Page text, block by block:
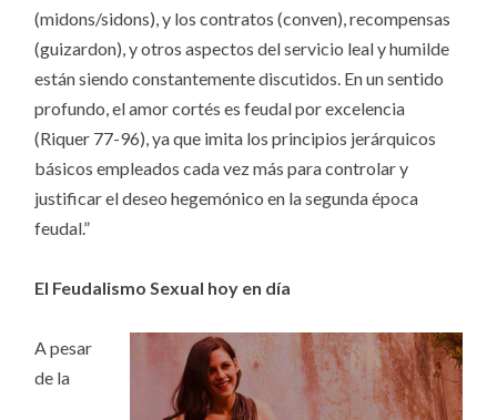
(midons/sidons), y los contratos (conven), recompensas
(guizardon), y otros aspectos del servicio leal y humilde
están siendo constantemente discutidos. En un sentido
profundo, el amor cortés es feudal por excelencia
(Riquer 77-96), ya que imita los principios jerárquicos
básicos empleados cada vez más para controlar y
justificar el deseo hegemónico en la segunda época
feudal.”
El Feudalismo Sexual hoy en día
A pesar
de la